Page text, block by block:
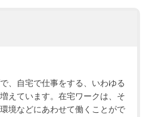
、自宅で仕事をする、いわゆる
えています。在宅ワークは、そ
境などにあわせて働くことがで